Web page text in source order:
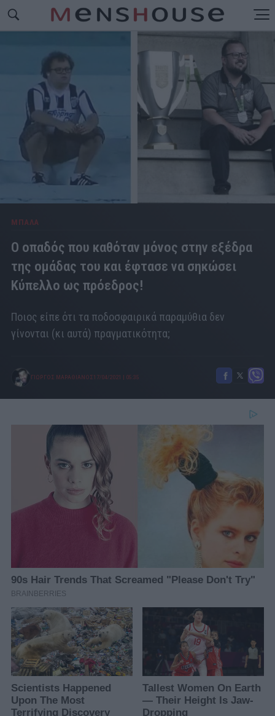
ΜΠΑΛΑ
Ο οπαδός που καθόταν μόνος στην εξέδρα
της ομάδας του και έφτασε να σηκώσει
Κύπελλο ως πρόεδρος!
Ποιος είπε ότι τα ποδοσφαιρικά παραμύθια δεν
γίνονται (κι αυτά) πραγματικότητα;
ΓΙΩΡΓΟΣ ΜΑΡΑΘΙΑΝΟΣ 17/04/2021 05:35